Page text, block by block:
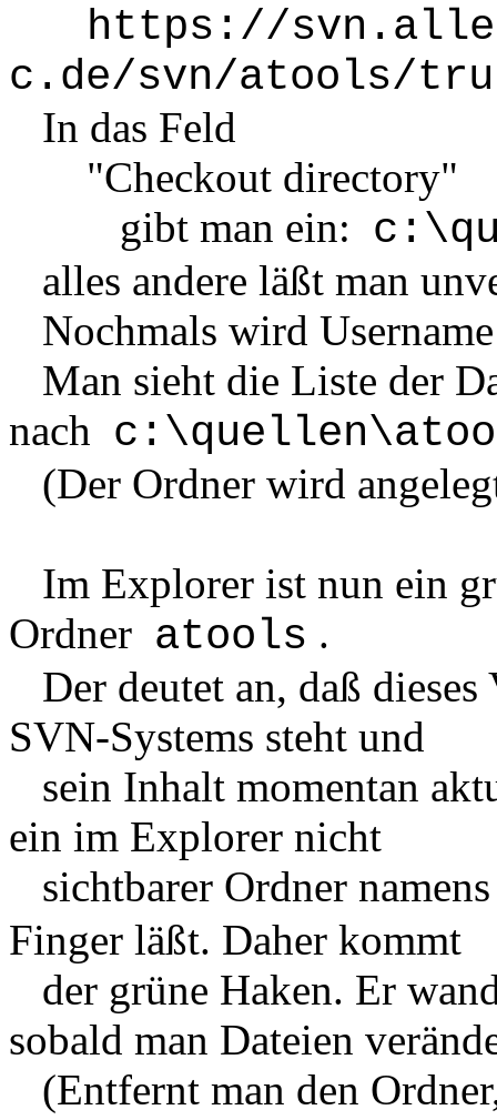
https://
c.de/svn/atools/
In das Feld
"Checkout directory"
gibt man ein:
alles andere läßt man
Nochmals wird
Man sieht die Liste der
nach
(Der Ordner wird
Im Explorer ist nun ein
Ordner atools .
Der deutet an, daß
SVN-Systems steht und
sein Inhalt momentan
ein im Explorer nicht
sichtbarer Ordner
Finger läßt. Daher kommt
der grüne Haken. Er
sobald man Dateien
(Entfernt man den